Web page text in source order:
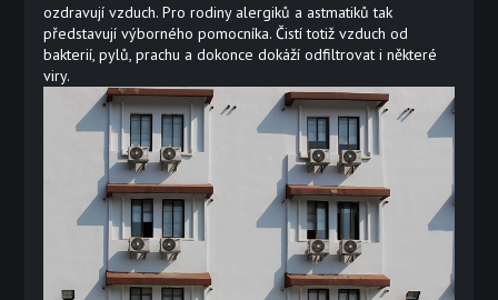
ozdravují vzduch. Pro rodiny alergiků a astmatiků tak
představují výborného pomocníka. Čistí totiž vzduch od
bakterií, pylů, prachu a dokonce dokáží odfiltrovat i některé
viry.